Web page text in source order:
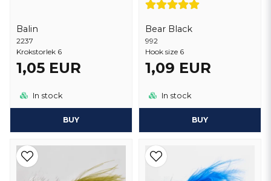
rovfiskar som är intresserade av att jaga och äta större byten. Dessa
spännande och actionfyllda fiskeupplevelser.
Balin
2237
Krokstorlek 6
1,05 EUR
In stock
BUY
Bear Black
992
Hook size 6
1,09 EUR
In stock
BUY